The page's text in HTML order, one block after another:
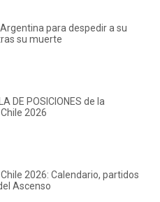
para despedir a su
su muerte
DE POSICIONES de la
2026
2026: Calendario, partidos
Ascenso